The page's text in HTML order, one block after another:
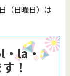
（日曜日）は
・la・
！